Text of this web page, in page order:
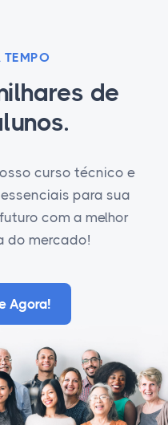
TEMPO
de
curso técnico e
para sua
com a melhor
do mercado!
Agora!